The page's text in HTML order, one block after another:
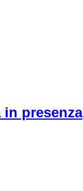
in presenza